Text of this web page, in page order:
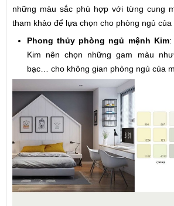
những màu sắc phù hợp với từng cung
tham khảo để lựa chọn cho phòng ngủ của
Phong thủy phòng ngủ mệnh Kim:
Kim nên chọn những gam màu
bạc… cho không gian phòng ngủ của